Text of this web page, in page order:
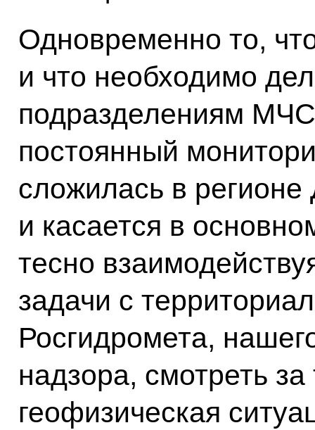
Одновременно то,
и что необходимо
подразделениям
постоянный
сложилась в регионе
и касается в
тесно
задачи с
Росгидромета,
надзора, смотреть
геофизическая